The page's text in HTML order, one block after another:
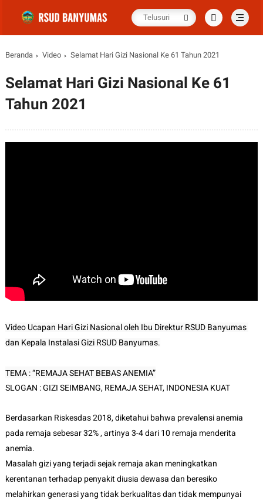
Beranda Video Selamat Hari Gizi Nasional Ke 61 Tahun 2021
Selamat Hari Gizi Nasional Ke 61
Tahun 2021
Video Ucapan Hari Gizi Nasional oleh Ibu Direktur RSUD Banyumas
dan Kepala Instalasi Gizi RSUD Banyumas.
TEMA : “REMAJA SEHAT BEBAS ANEMIA”
SLOGAN : GIZI SEIMBANG, REMAJA SEHAT, INDONESIA KUAT
Berdasarkan Riskesdas 2018, diketahui bahwa prevalensi anemia
pada remaja sebesar 32% , artinya 3-4 dari 10 remaja menderita
anemia.
Masalah gizi yang terjadi sejak remaja akan meningkatkan
kerentanan terhadap penyakit diusia dewasa dan beresiko
melahirkan generasi yang tidak berkualitas dan tidak mempunyai